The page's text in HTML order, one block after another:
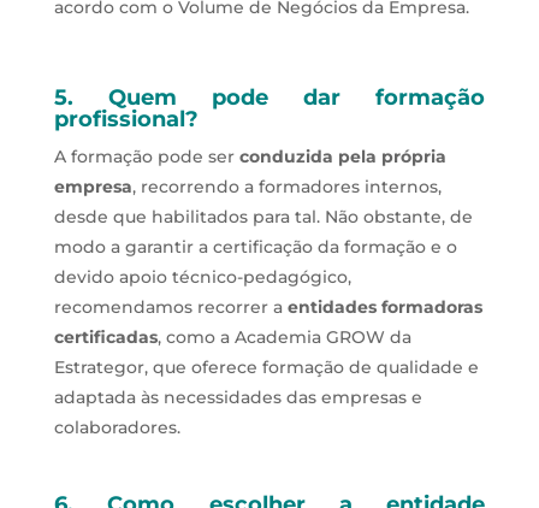
acordo com o Volume de Negócios da Empresa.
5.
Quem pode dar formação
profissional?
A formação pode ser conduzida pela própria
empresa, recorrendo a formadores internos,
desde que habilitados para tal. Não obstante, de
modo a garantir a certificação da formação e o
devido apoio técnico-pedagógico,
recomendamos recorrer a entidades formadoras
certificadas, como a Academia GROW da
Estrategor, que oferece formação de qualidade e
adaptada às necessidades das empresas e
colaboradores.